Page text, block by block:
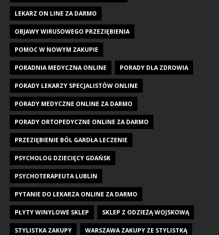
LEKARZ ON LINE ZA DARMO
OBJAWY WIRUSOWEGO PRZEZIĘBIENIA
POMOC W NOWYM ZAKUPIE
PORADNIA MEDYCZNA ONLINE PORADY DLA ZDROWIA
PORADY LEKARZY SPECJALISTÓW ONLINE
PORADY MEDYCZNE ONLINE ZA DARMO
PORADY ORTOPEDYCZNE ONLINE ZA DARMO
PRZEZIĘBIENIE BÓL GARDŁA LECZENIE
PSYCHOLOG DZIECIĘCY GDAŃSK
PSYCHOTERAPEUTA LUBLIN
PYTANIE DO LEKARZA ONLINE ZA DARMO
PŁYTY WINYLOWE SKLEP SKLEP Z ODZIEŻĄ WOJSKOWĄ
STYLISTKA ZAKUPY WARSZAWA ZAKUPY ZE STYLISTKĄ